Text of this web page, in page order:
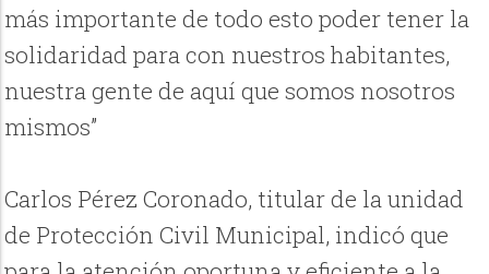
más importante de todo esto poder tener la
solidaridad para con nuestros habitantes,
nuestra gente de aquí que somos nosotros
mismos”
Carlos Pérez Coronado, titular de la unidad
de Protección Civil Municipal, indicó que